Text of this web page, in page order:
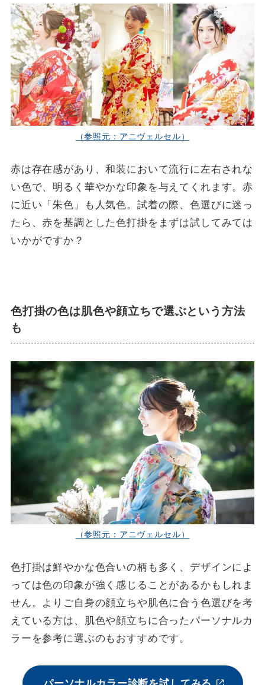
（参照元：アニヴェルセル）
赤は存在感があり、和装において流行に左右されな
い色で、明るく華やかな印象を与えてくれます。赤
に近い「朱色」も人気色。試着の際、色選びに迷っ
たら、赤を基調とした色打掛をまずは試してみては
いかがですか？
色打掛の色は肌色や顔立ちで選ぶという方法
も
（参照元：アニヴェルセル）
色打掛は鮮やかな色合いの柄も多く、デザインによ
っては色の印象が強く感じることがあるかもしれま
せん。よりご自身の顔立ちや肌色に合う色選びを考
えている方は、肌色や顔立ちに合ったパーソナルカ
ラーを参考に選ぶのもおすすめです。